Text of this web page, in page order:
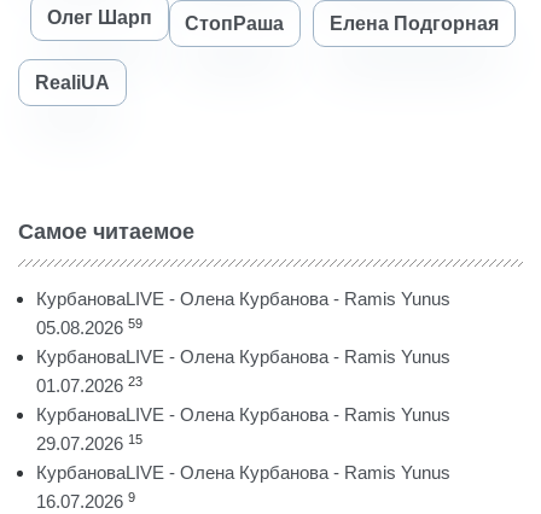
Олег Шарп СтопРаша Елена Подгорная
RealiUA
Самое читаемое
КурбановаLIVE - Олена Курбанова - Ramis Yunus
05.08.2026 59
КурбановаLIVE - Олена Курбанова - Ramis Yunus
01.07.2026 23
КурбановаLIVE - Олена Курбанова - Ramis Yunus
29.07.2026 15
КурбановаLIVE - Олена Курбанова - Ramis Yunus
16.07.2026 9